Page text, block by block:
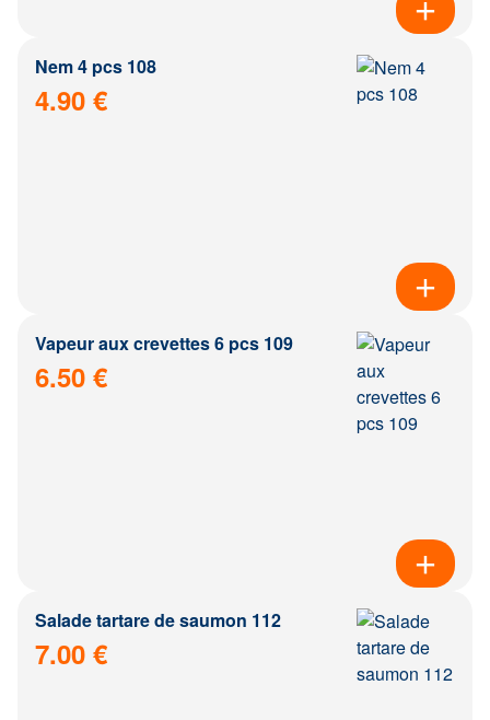
Nem 4 pcs 108
4.90 €
Vapeur aux crevettes 6 pcs 109
6.50 €
Salade tartare de saumon 112
7.00 €